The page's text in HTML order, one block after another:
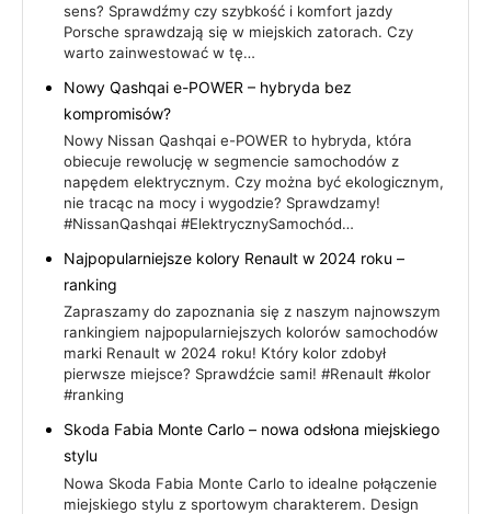
sens? Sprawdźmy czy szybkość i komfort jazdy
Porsche sprawdzają się w miejskich zatorach. Czy
warto zainwestować w tę…
Nowy Qashqai e-POWER – hybryda bez
kompromisów?
Nowy Nissan Qashqai e-POWER to hybryda, która
obiecuje rewolucję w segmencie samochodów z
napędem elektrycznym. Czy można być ekologicznym,
nie tracąc na mocy i wygodzie? Sprawdzamy!
#NissanQashqai #ElektrycznySamochód…
Najpopularniejsze kolory Renault w 2024 roku –
ranking
Zapraszamy do zapoznania się z naszym najnowszym
rankingiem najpopularniejszych kolorów samochodów
marki Renault w 2024 roku! Który kolor zdobył
pierwsze miejsce? Sprawdźcie sami! #Renault #kolor
#ranking
Skoda Fabia Monte Carlo – nowa odsłona miejskiego
stylu
Nowa Skoda Fabia Monte Carlo to idealne połączenie
miejskiego stylu z sportowym charakterem. Design